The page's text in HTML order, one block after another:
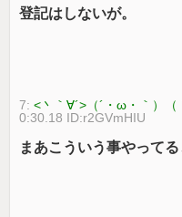
登記はしないが。
7:<丶｀∀´>（´・ω・｀）
0:30.18 ID:r2GVmHIU
まあこういう事やって